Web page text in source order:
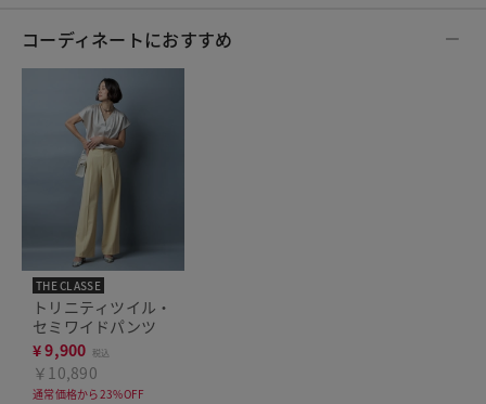
コーディネートにおすすめ
THE CLASSE
トリニティツイル・
セミワイドパンツ
¥9,900 税込
￥10,890
通常価格から23%OFF